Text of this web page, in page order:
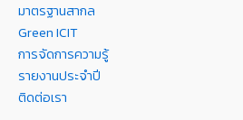
มาตรฐานสากล
Green ICIT
การจัดการความรู้
รายงานประจำปี
ติดต่อเรา